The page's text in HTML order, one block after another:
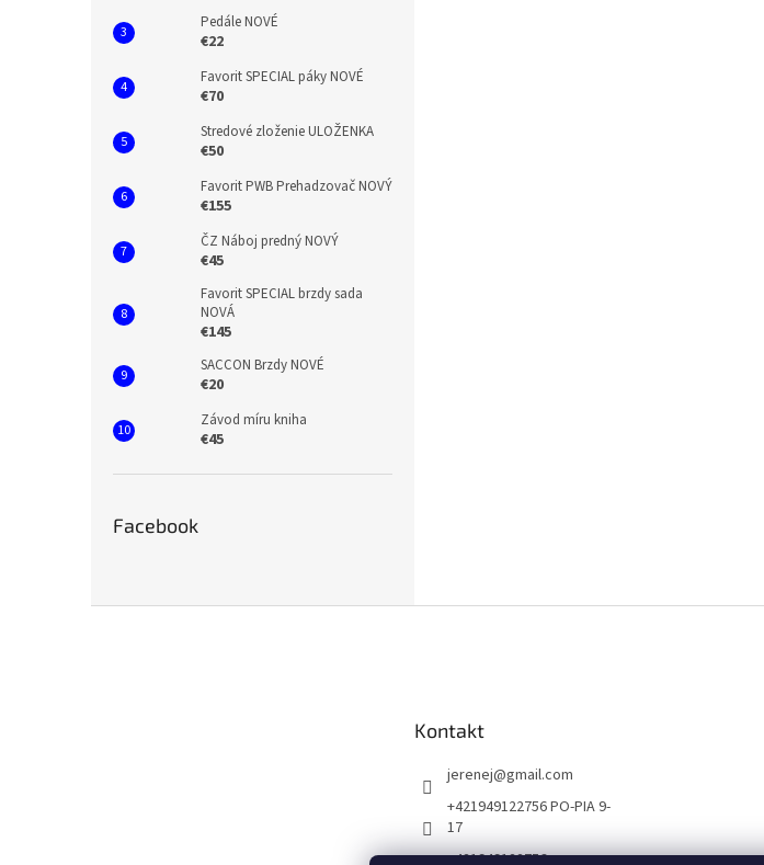
Pedále NOVÉ
€22
Favorit SPECIAL páky NOVÉ
€70
Stredové zloženie ULOŽENKA
€50
Favorit PWB Prehadzovač NOVÝ
€155
ČZ Náboj predný NOVÝ
€45
Favorit SPECIAL brzdy sada
NOVÁ
€145
SACCON Brzdy NOVÉ
€20
Závod míru kniha
€45
Facebook
Kontakt
jerenej@gmail.com
+421949122756 PO-PIA 9-
17
+421949122756